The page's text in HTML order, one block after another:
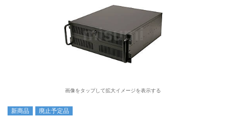
画像をタップして拡大イメージを表示する
新商品 廃止予定品